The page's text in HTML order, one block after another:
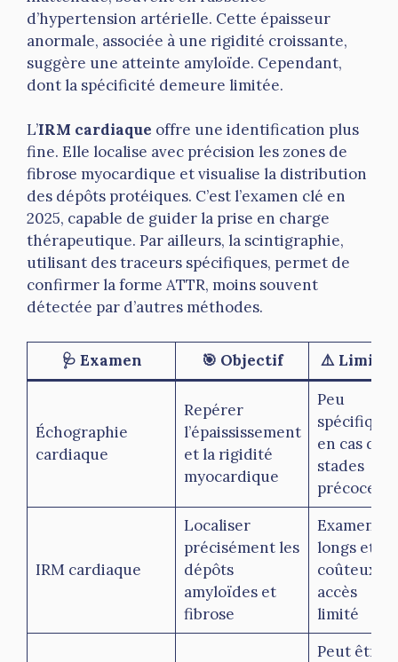
d’hypertension artérielle. Cette épaisseur
anormale, associée à une rigidité croissante,
suggère une atteinte amyloïde. Cependant,
dont la spécificité demeure limitée.
L’IRM cardiaque offre une identification plus
fine. Elle localise avec précision les zones de
fibrose myocardique et visualise la distribution
des dépôts protéiques. C’est l’examen clé en
2025, capable de guider la prise en charge
thérapeutique. Par ailleurs, la scintigraphie,
utilisant des traceurs spécifiques, permet de
confirmer la forme ATTR, moins souvent
détectée par d’autres méthodes.
🩺 Examen 🎯 Objectif ⚠️ Limites
Échographie
cardiaque
Repérer
l’épaississement
et la rigidité
myocardique
Peu
spécifique
en cas de
stades
précoces
IRM cardiaque
Localiser
précisément les
dépôts
amyloïdes et
fibrose
Examens
longs et
coûteux,
accès
limité
Peut être